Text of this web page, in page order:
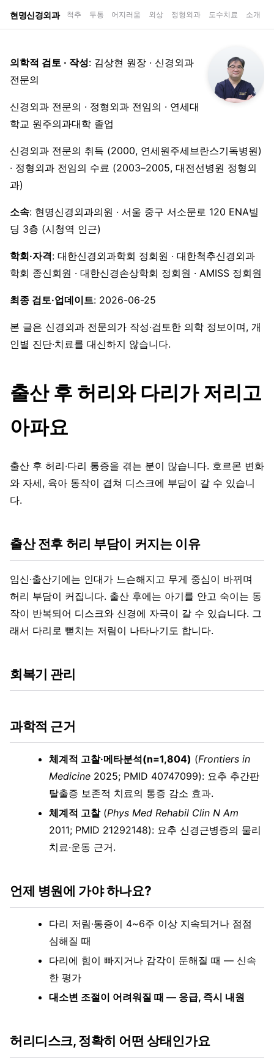
현명신경외과 척추 두통 어지러움 외상 정형외과 도수치료 소개
의학적 검토 · 작성: 김상현 원장 · 신경외과
전문의
신경외과 전문의 · 정형외과 전임의 · 연세대
학교 원주의과대학 졸업
신경외과 전문의 취득 (2000, 연세원주세브란스기독병원)
· 정형외과 전임의 수료 (2003–2005, 대전선병원 정형외
과)
소속: 현명신경외과의원 · 서울 중구 서소문로 120 ENA빌
딩 3층 (시청역 인근)
학회·자격: 대한신경외과학회 정회원 · 대한척추신경외과
학회 종신회원 · 대한신경손상학회 정회원 · AMISS 정회원
최종 검토·업데이트: 2026-06-25
본 글은 신경외과 전문의가 작성·검토한 의학 정보이며, 개
인별 진단·치료를 대신하지 않습니다.
출산 후 허리와 다리가 저리고
아파요
출산 후 허리·다리 통증을 겪는 분이 많습니다. 호르몬 변화
와 자세, 육아 동작이 겹쳐 디스크에 부담이 갈 수 있습니
다.
출산 전후 허리 부담이 커지는 이유
임신·출산기에는 인대가 느슨해지고 무게 중심이 바뀌며
허리 부담이 커집니다. 출산 후에는 아기를 안고 숙이는 동
작이 반복되어 디스크와 신경에 자극이 갈 수 있습니다. 그
래서 다리로 뻗치는 저림이 나타나기도 합니다.
회복기 관리
과학적 근거
체계적 고찰·메타분석(n=1,804) (Frontiers in
Medicine 2025; PMID 40747099): 요추 추간판
탈출증 보존적 치료의 통증 감소 효과.
체계적 고찰(Phys Med Rehabil Clin N Am
2011; PMID 21292148): 요추 신경근병증의 물리
치료·운동 근거.
언제 병원에 가야 하나요?
다리 저림·통증이 4~6주 이상 지속되거나 점점
심해질 때
다리에 힘이 빠지거나 감각이 둔해질 때 — 신속
한 평가
대소변 조절이 어려워질 때 — 응급, 즉시 내원
허리디스크, 정확히 어떤 상태인가요